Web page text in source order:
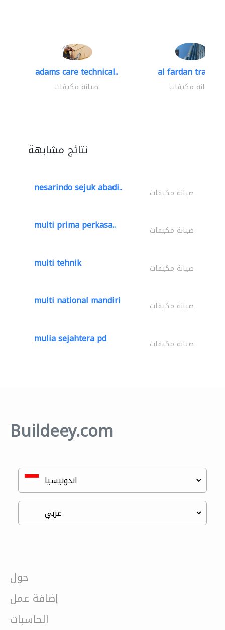
adams care technical..
صيانة مكيفات
al fardan trading..
صيانة مكيفات
نتائج مشابهة
nesarindo sejuk abadi.. صيانة مكيفات
multi prima perkasa.. صيانة مكيفات
multi tehnik صيانة مكيفات
multi national mandiri صيانة مكيفات
mulia sejahtera pd صيانة مكيفات
Buildeey.com
حول
إضافة عمل
الحاسبات